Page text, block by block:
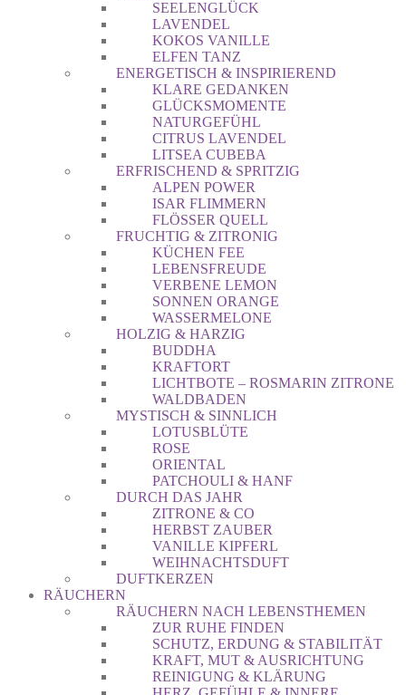
SEELENGLÜCK
LAVENDEL
KOKOS VANILLE
ELFEN TANZ
ENERGETISCH & INSPIRIEREND
KLARE GEDANKEN
GLÜCKSMOMENTE
NATURGEFÜHL
CITRUS LAVENDEL
LITSEA CUBEBA
ERFRISCHEND & SPRITZIG
ALPEN POWER
ISAR FLIMMERN
FLÖSSER QUELL
FRUCHTIG & ZITRONIG
KÜCHEN FEE
LEBENSFREUDE
VERBENE LEMON
SONNEN ORANGE
WASSERMELONE
HOLZIG & HARZIG
BUDDHA
KRAFTORT
LICHTBOTE – ROSMARIN ZITRONE
WALDBADEN
MYSTISCH & SINNLICH
LOTUSBLÜTE
ROSE
ORIENTAL
PATCHOULI & HANF
DURCH DAS JAHR
ZITRONE & CO
HERBST ZAUBER
VANILLE KIPFERL
WEIHNACHTSDUFT
DUFTKERZEN
RÄUCHERN
RÄUCHERN NACH LEBENSTHEMEN
ZUR RUHE FINDEN
SCHUTZ, ERDUNG & STABILITÄT
KRAFT, MUT & AUSRICHTUNG
REINIGUNG & KLÄRUNG